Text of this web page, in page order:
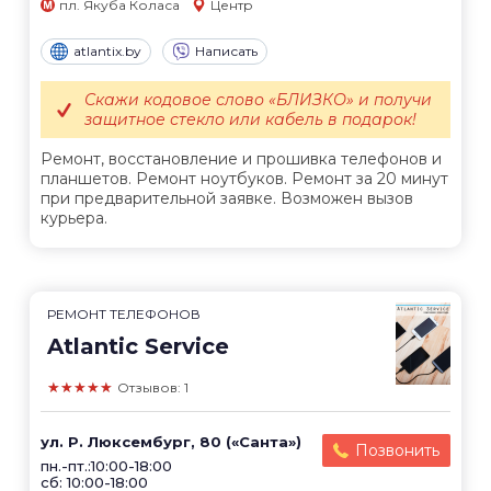
пл. Якуба Коласа Центр
atlantix.by Написать
Ремонт, восстановление и прошивка телефонов и
планшетов. Ремонт ноутбуков. Ремонт за 20 минут
при предварительной заявке. Возможен вызов
курьера.
Скажи кодовое слово «БЛИЗКО» и получи
защитное стекло или кабель в подарок!
РЕМОНТ ТЕЛЕФОНОВ
Atlantic Service
★★★★★ Отзывов: 1
ул. Р. Люксембург, 80 («Санта»)
пн.-пт.:10:00-18:00
сб: 10:00-18:00
Позвонить